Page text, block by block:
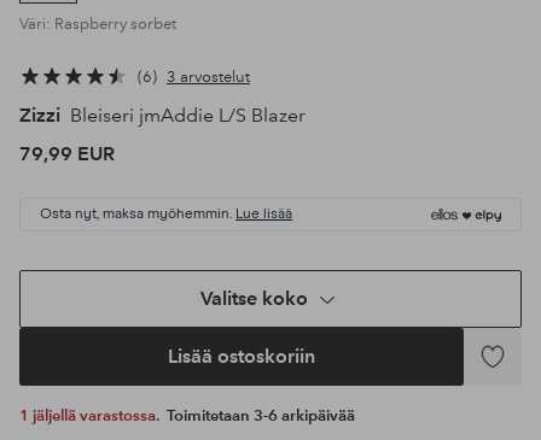
Väri: Raspberry sorbet
6 3 arvostelut
Zizzi Bleiseri jmAddie L/S Blazer
79,99 EUR
Osta nyt, maksa myöhemmin. Lue lisää
Valitse koko
Lisää ostoskoriin
Lisää
1 jäljellä varastossa. Toimitetaan 3-6 arkipäivää